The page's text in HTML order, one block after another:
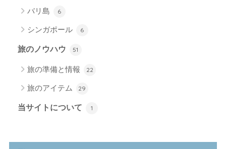
バリ島 6
シンガポール 6
旅のノウハウ 51
旅の準備と情報 22
旅のアイテム 29
当サイトについて 1